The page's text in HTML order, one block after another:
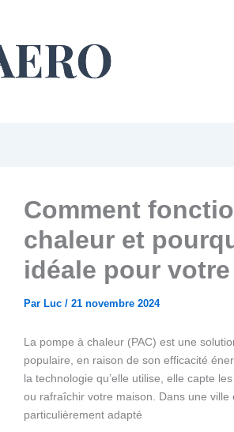
Comment
chaleur et
idéale pour
Par Luc / 21 novembre 2024
La pompe à chaleur (PAC) est une
populaire, en raison de son efficacité
la technologie qu’elle utilise, elle capte
ou rafraîchir votre maison. Dans une
particulièrement adapté